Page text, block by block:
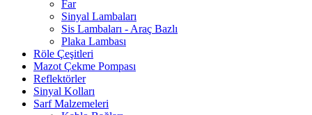
Far
Sinyal Lambaları
Sis Lambaları - Araç Bazlı
Plaka Lambası
Röle Çeşitleri
Mazot Çekme Pompası
Reflektörler
Sinyal Kolları
Sarf Malzemeleri